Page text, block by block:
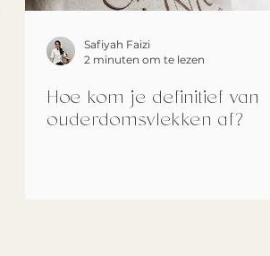
Safiyah Faizi
2 minuten om te lezen
Hoe kom je definitief van
ouderdomsvlekken af?